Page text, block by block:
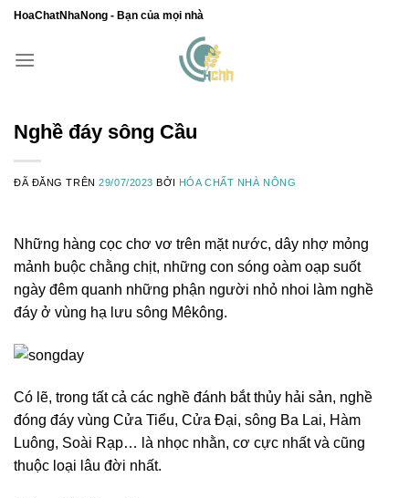
Chuyển
nội
HoaChatNhaNong - Bạn của mọi nhà
Nghề đáy sông Cầu
ĐÃ ĐĂNG TRÊN29/07/2023 BỞI HÓA CHẤT NHÀ NÔNG
Những hàng cọc chơ vơ trên mặt nước, dây nhợ mỏng
mảnh buộc chằng chịt, những con sóng oàm oạp suốt
ngày đêm quanh những phận người nhỏ nhoi làm nghề
đáy ở vùng hạ lưu sông Mêkông.
Có lẽ, trong tất cả các nghề đánh bắt thủy hải sản, nghề
đóng đáy vùng Cửa Tiểu, Cửa Đại, sông Ba Lai, Hàm
Luông, Soài Rạp… là nhọc nhằn, cơ cực nhất và cũng
thuộc loại lâu đời nhất.